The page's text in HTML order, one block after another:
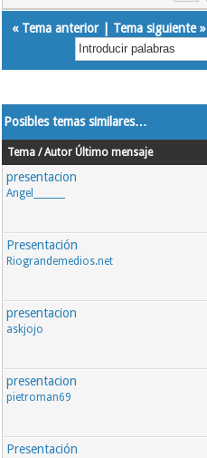
« Tema anterior| Tema siguiente»
Posibles temas similares…
Tema / Autor Último mensaje
presentacion
Angel_______
Presentación
Riograndemedios.net
presentacion
askjojo
presentacion
pietroman69
Presentación